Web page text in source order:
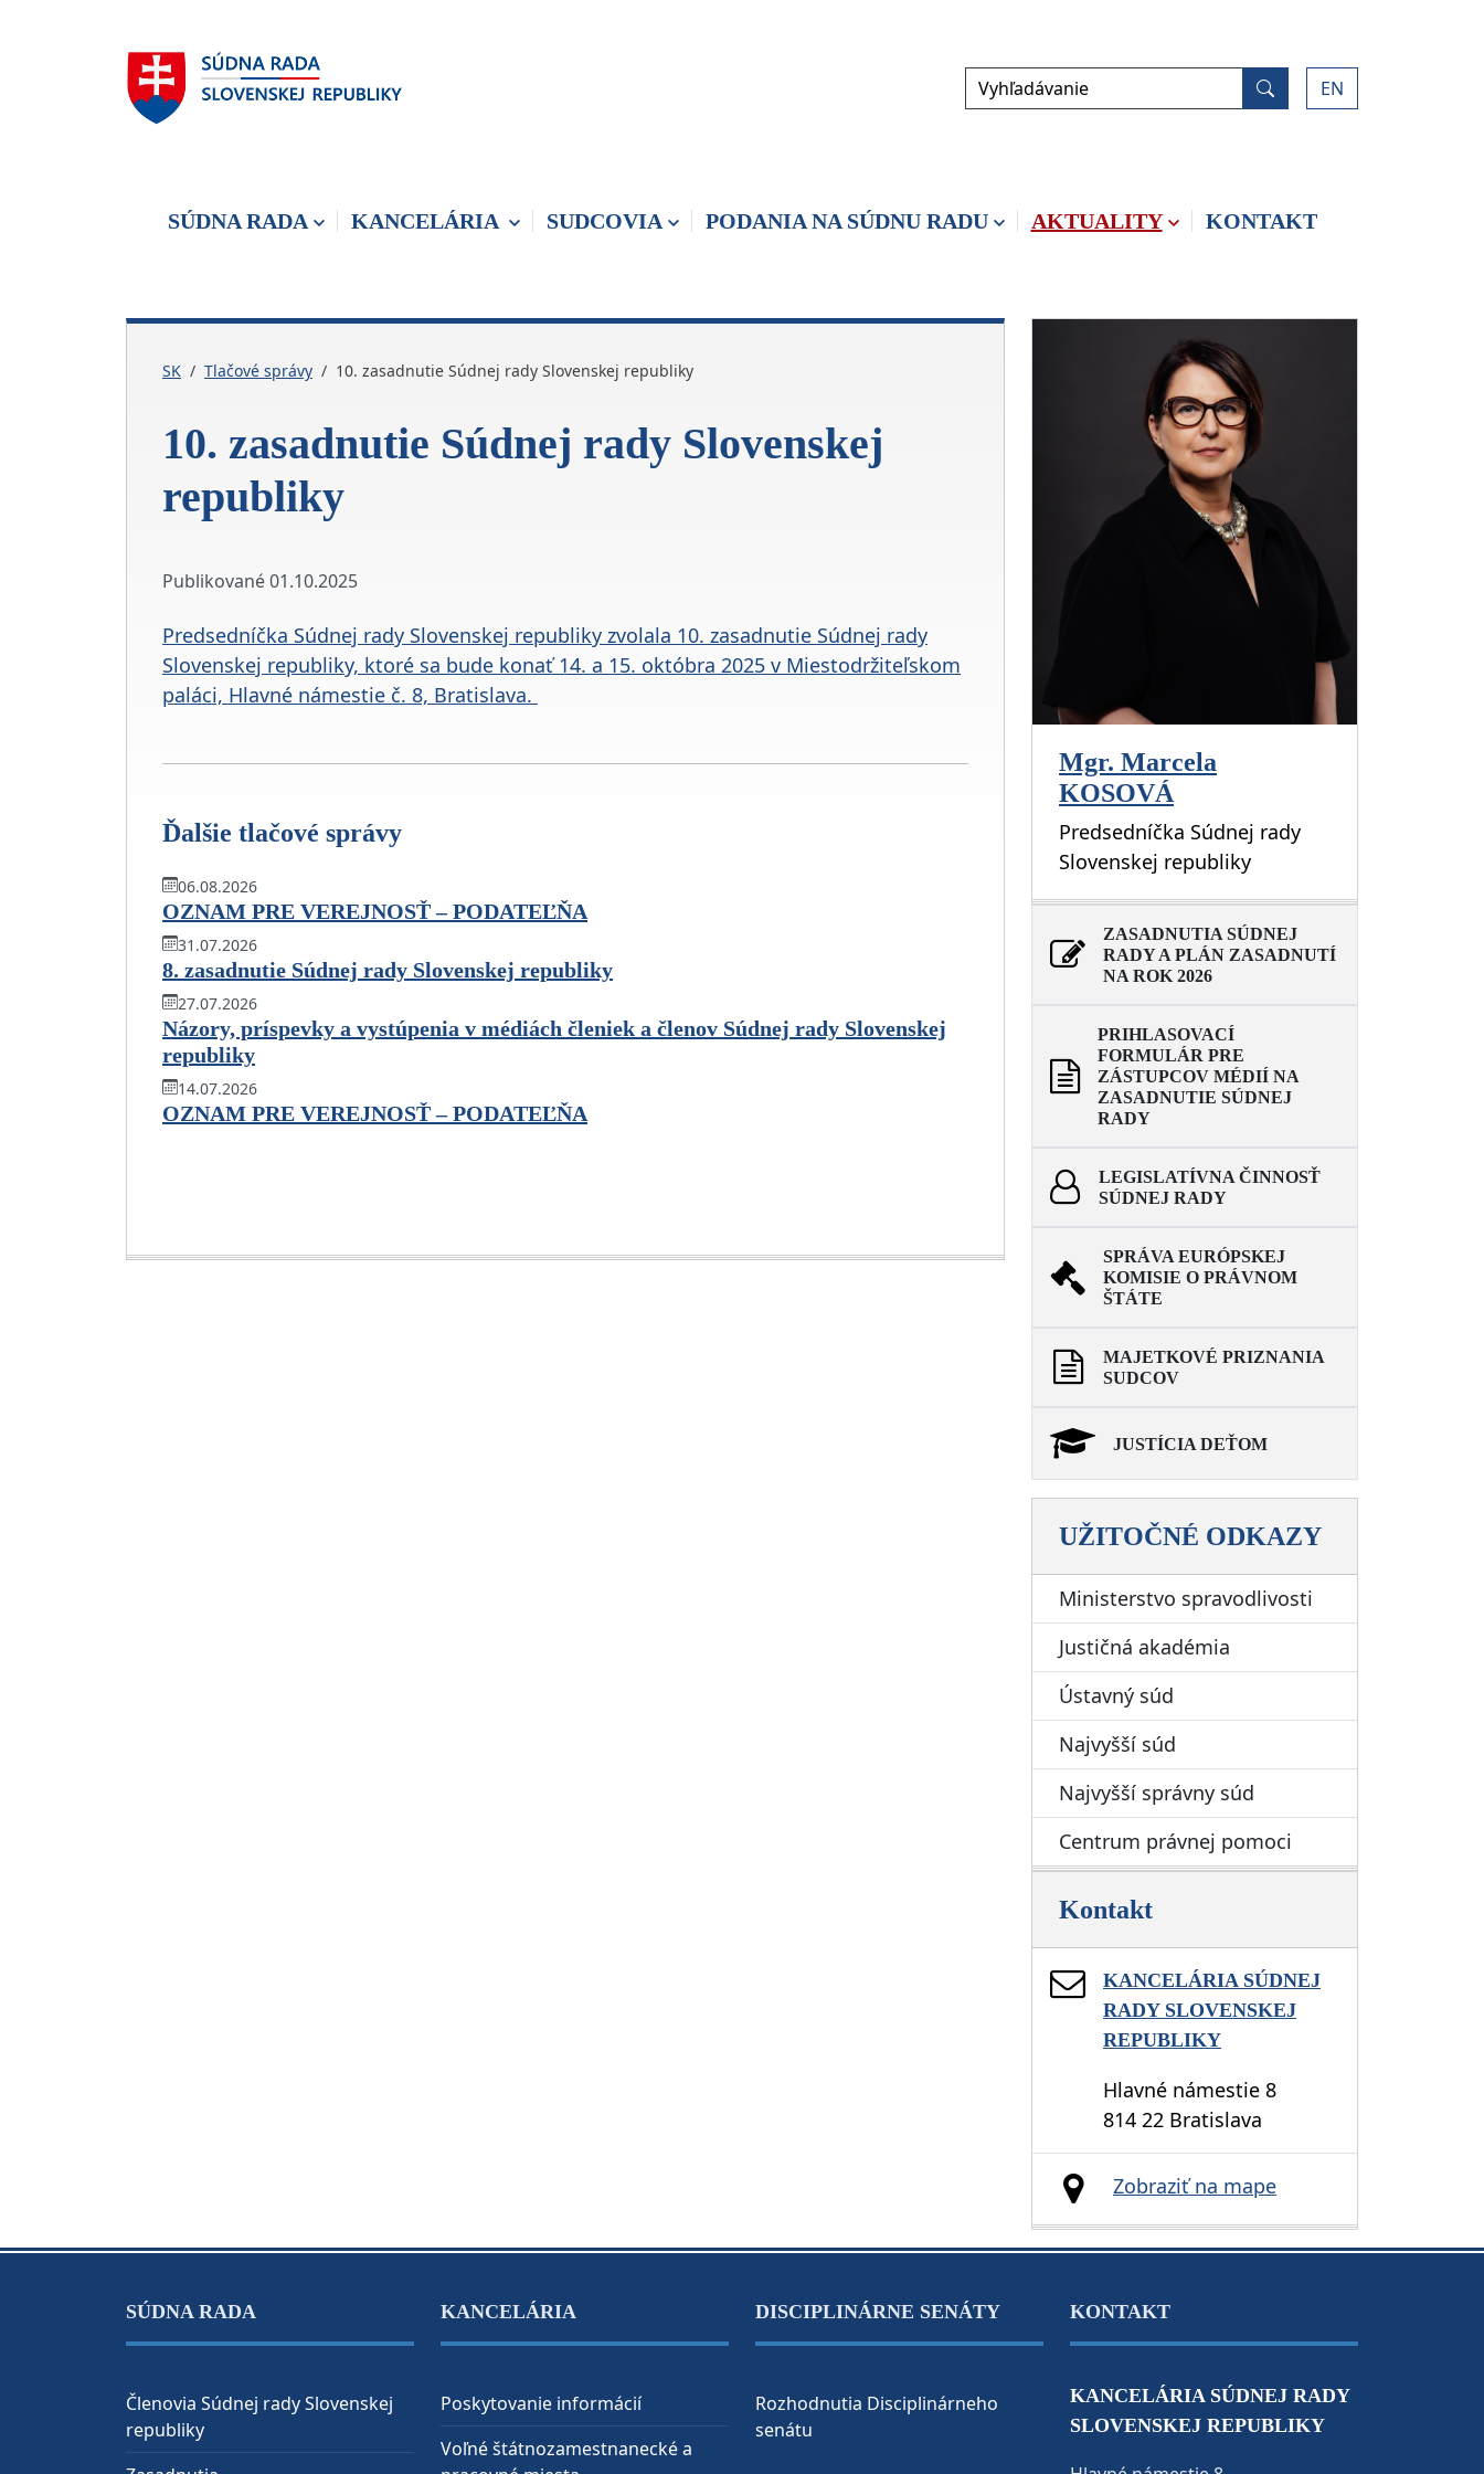
Vyhľadávanie
Vyhľadať
EN
SÚDNA RADA KANCELÁRIA SUDCOVIA PODANIA NA SÚDNU RADU AKTUALITY KONTAKT
SK Tlačové správy 10. zasadnutie Súdnej rady Slovenskej republiky
10. zasadnutie Súdnej rady Slovenskej
republiky
Publikované01.10.2025
Predsedníčka Súdnej rady Slovenskej republiky zvolala 10. zasadnutie Súdnej rady
Slovenskej republiky, ktoré sa bude konať 14. a 15. októbra 2025 v Miestodržiteľskom
paláci, Hlavné námestie č. 8, Bratislava.
Ďalšie tlačové správy
06.08.2026
OZNAM PRE VEREJNOSŤ – PODATEĽŇA
31.07.2026
8. zasadnutie Súdnej rady Slovenskej republiky
27.07.2026
Názory, príspevky a vystúpenia v médiách členiek a členov Súdnej rady Slovenskej
republiky
14.07.2026
OZNAM PRE VEREJNOSŤ – PODATEĽŇA
Mgr. Marcela
KOSOVÁ
Predsedníčka Súdnej rady
Slovenskej republiky
ZASADNUTIA SÚDNEJ
RADY A PLÁN ZASADNUTÍ
NA ROK 2026
PRIHLASOVACÍ
FORMULÁR PRE
ZÁSTUPCOV MÉDIÍ NA
ZASADNUTIE SÚDNEJ
RADY
LEGISLATÍVNA ČINNOSŤ
SÚDNEJ RADY
SPRÁVA EURÓPSKEJ
KOMISIE O PRÁVNOM
ŠTÁTE
MAJETKOVÉ PRIZNANIA
SUDCOV
JUSTÍCIA DEŤOM
UŽITOČNÉ ODKAZY
Ministerstvo spravodlivosti
Justičná akadémia
Ústavný súd
Najvyšší súd
Najvyšší správny súd
Centrum právnej pomoci
Kontakt
KANCELÁRIA SÚDNEJ
RADY SLOVENSKEJ
REPUBLIKY
Hlavné námestie 8
814 22 Bratislava
Zobraziť na mape
SÚDNA RADA
Členovia Súdnej rady Slovenskej
republiky
KANCELÁRIA
Poskytovanie informácií
Voľné štátnozamestnanecké a
DISCIPLINÁRNE SENÁTY
Rozhodnutia Disciplinárneho
senátu
KONTAKT
KANCELÁRIA SÚDNEJ RADY
SLOVENSKEJ REPUBLIKY